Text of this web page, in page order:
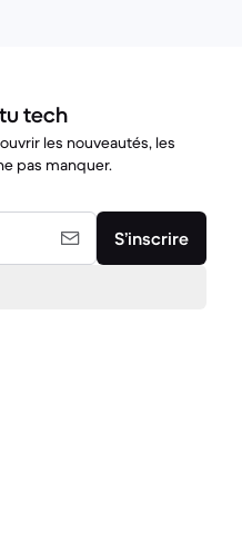
tech
les nouveautés, les
pas manquer.
S’inscrire